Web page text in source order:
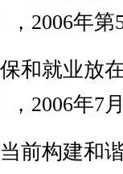
2006年第
和就业放
2006年7
前构建和